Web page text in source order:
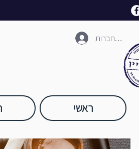
להתחברות
ראשי